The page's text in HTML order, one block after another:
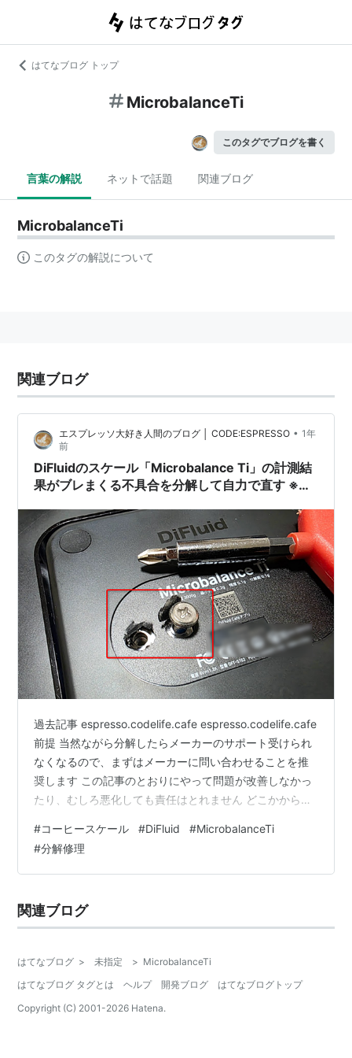
はてなブログ トップ
MicrobalanceTi
このタグでブログを書く
言葉の解説 ネットで話題 関連ブログ
MicrobalanceTi
このタグの解説について
関連ブログ
エスプレッソ大好き人間のブログ │ CODE:ESPRESSO • 1年
前
DiFluidのスケール「Microbalance Ti」の計測結
果がブレまくる不具合を分解して自力で直す ※自
過去記事 espresso.codelife.cafe espresso.codelife.cafe
前提 当然ながら分解したらメーカーのサポート受けられ
なくなるので、まずはメーカーに問い合わせることを推
奨します この記事のとおりにやって問題が改善しなかっ
たり、むしろ悪化しても責任はとれません どこかから怒
のシール左側にネジが隠されています。 シールを完全に
切り取ってしまうと再度塞ぐのが面倒なので少しだけ繋
がった状態でカットしてネジを外します。
#コーヒースケール #DiFluid #MicrobalanceTi
#分解修理
関連ブログ
はてなブログ > 未指定 > MicrobalanceTi
はてなブログ タグとは
ヘルプ 開発ブログ
はてなブログトップ
Copyright (C) 2001-2026 Hatena.